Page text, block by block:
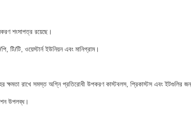
শংসাপত্র রয়েছে।
টি/টি, ওয়েস্টার্ন ইউনিয়ন এবং মানিগ্রাম।
ক্ষমতা রাখে সমস্ত অগ্নি প্রতিরোধী উপকরণ কাস্টবলস, প্রিকাস্টস এবং ইটগুলির
উপলব্ধ।